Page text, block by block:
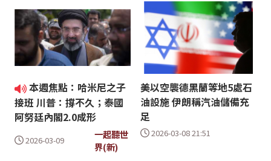
本週焦點：哈米尼之子
接班 川普：撐不久；泰國
阿努廷內閣2.0成形
2026-03-09
一起聽世
界(新)
美以空襲德黑蘭等地5處石
油設施 伊朗稱汽油儲備充
足
2026-03-08 21:51